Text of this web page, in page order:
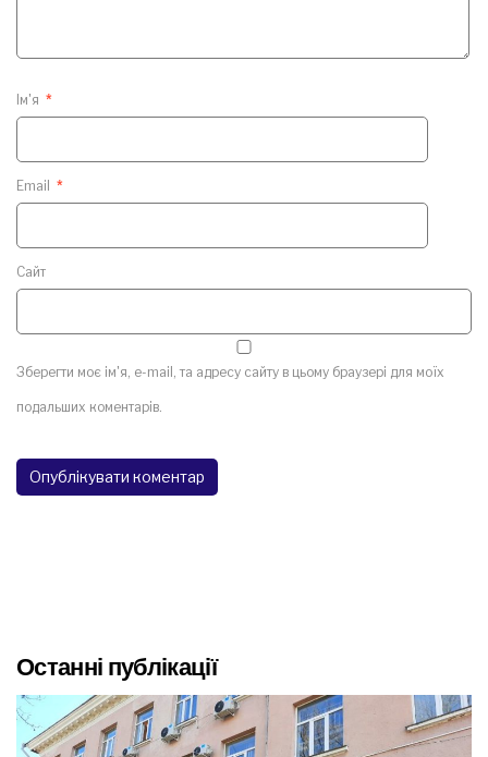
Ім'я *
Email *
Сайт
Зберегти моє ім'я, e-mail, та адресу сайту в цьому браузері для моїх
подальших коментарів.
Останні публікації